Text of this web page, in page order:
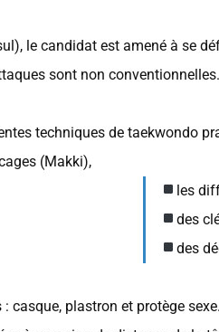
le candidat est amené à se
sont non
techniques de taekwondo
(Makki),
les
des
des
casque, plastron et protège